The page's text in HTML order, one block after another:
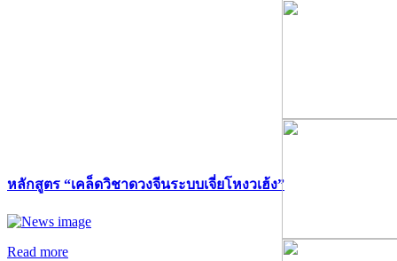
หลักสูตร “เคล็ดวิชาดวงจีนระบบเจี่ยโหงวเฮ้ง”
Read more